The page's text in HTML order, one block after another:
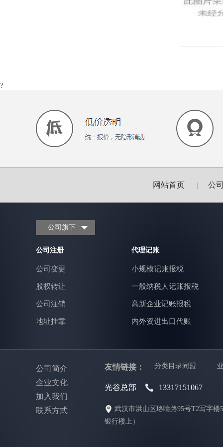
?
网站首页 公
公司旗下
公司注册
公司变更
股权转让
公司注销
地址挂靠
代理记账
小规模记账报税
一般纳税人记账报税
高新企业记账报税
内外资进出口代账
公司简介
企业文化
加入我们
联系方式
友情链接： 分类目录同盟
光谷总部 13317151067
武汉市洪山区珞喻路95号T2写字楼
银行楼上）